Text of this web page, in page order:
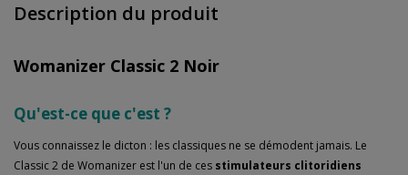
Description du produit
Womanizer Classic 2 Noir
Qu'est-ce que c'est ?
Vous connaissez le dicton : les classiques ne se démodent jamais. Le
Classic 2 de Womanizer est l'un de ces stimulateurs clitoridiens